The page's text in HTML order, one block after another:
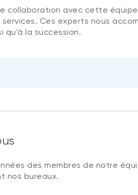
collaboration avec cette
Ces experts nous
qu'à la succession.
des membres de notre
nos bureaux.